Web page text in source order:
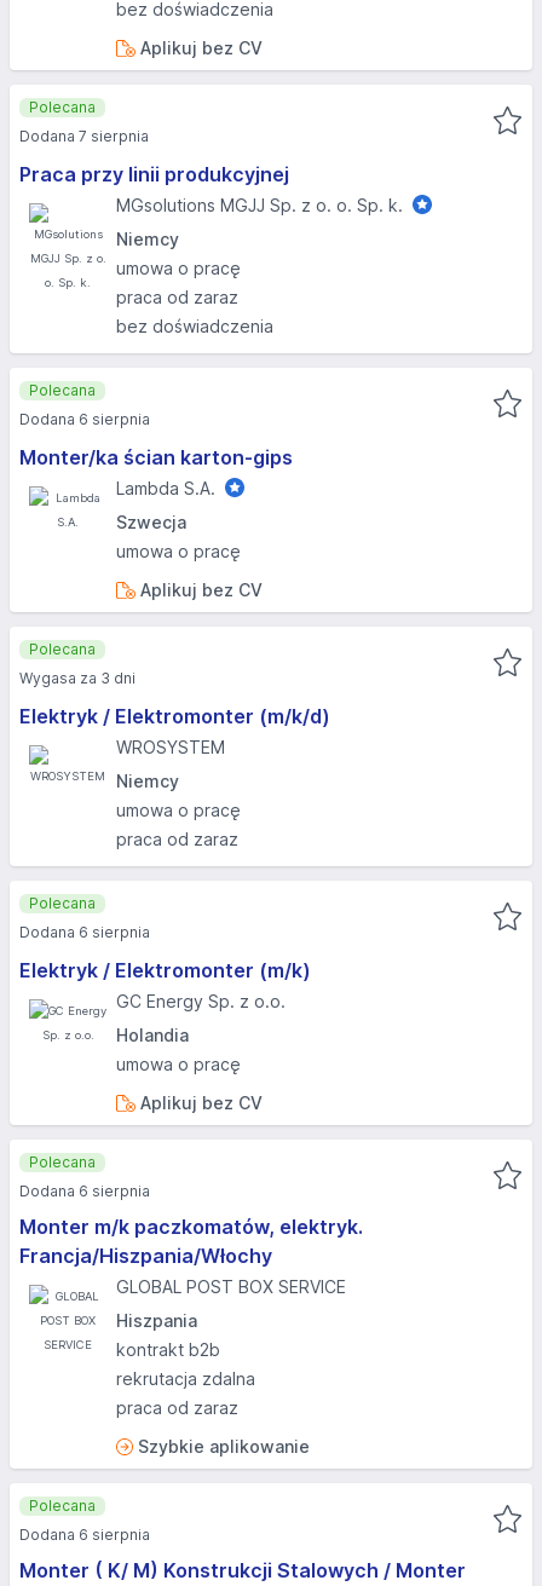
bez doświadczenia
Aplikuj bez CV
Praca przy linii produkcyjnej
MGsolutions MGJJ Sp. z o. o. Sp. k.
Niemcy
umowa o pracę
praca od zaraz
bez doświadczenia
Polecana
Dodana 7 sierpnia
Monter/ka ścian karton-gips
Lambda S.A.
Szwecja
umowa o pracę
Aplikuj bez CV
Polecana
Dodana 6 sierpnia
Elektryk / Elektromonter (m/k/d)
WROSYSTEM
Niemcy
umowa o pracę
praca od zaraz
Polecana
Wygasa za 3 dni
Elektryk / Elektromonter (m/k)
GC Energy Sp. z o.o.
Holandia
umowa o pracę
Aplikuj bez CV
Polecana
Dodana 6 sierpnia
Monter m/k paczkomatów, elektryk.
Francja/Hiszpania/Włochy
GLOBAL POST BOX SERVICE
Hiszpania
kontrakt b2b
rekrutacja zdalna
praca od zaraz
Szybkie aplikowanie
Polecana
Dodana 6 sierpnia
Monter ( K/ M) Konstrukcji Stalowych / Monter
Polecana
Dodana 6 sierpnia